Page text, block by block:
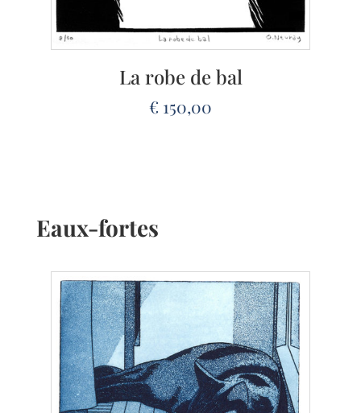
La robe de bal
€ 150,00
Eaux-fortes